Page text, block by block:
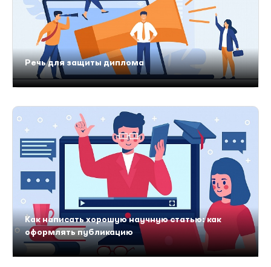
Речь для защиты диплома
Как написать хорошую научную статью: как
оформлять публикацию